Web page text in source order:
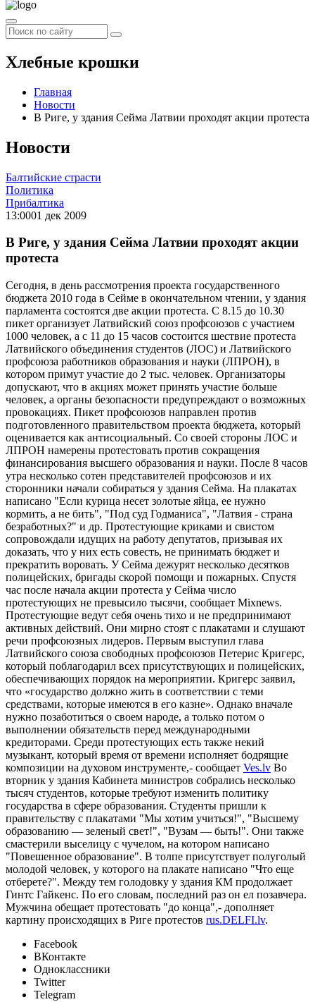
Хлебные крошки
Главная
Новости
В Риге, у здания Сейма Латвии проходят акции протеста
Новости
Балтийские страсти
Политика
Прибалтика
13:0001 дек 2009
В Риге, у здания Сейма Латвии проходят акции
протеста
Сегодня, в день рассмотрения проекта государственного
бюджета 2010 года в Сейме в окончательном чтении, у здания
парламента состоятся две акции протеста. С 8.15 до 10.30
пикет организует Латвийский союз профсоюзов с участием
1000 человек, а с 11 до 15 часов состоится шествие протеста
Латвийского объединения студентов (ЛОС) и Латвийского
профсоюза работников образования и науки (ЛПРОН), в
котором примут участие до 2 тыс. человек. Организаторы
допускают, что в акциях может принять участие больше
человек, а органы безопасности предупреждают о возможных
провокациях. Пикет профсоюзов направлен против
подготовленного правительством проекта бюджета, который
оценивается как антисоциальный. Со своей стороны ЛОС и
ЛПРОН намерены протестовать против сокращения
финансирования высшего образования и науки. После 8 часов
утра несколько сотен представителей профсоюзов и их
сторонники начали собираться у здания Сейма. На плакатах
написано "Если курица несет золотые яйца, ее нужно
кормить, а не бить", "Под суд Годманиса", "Латвия - страна
безработных?" и др. Протестующие криками и свистом
сопровождали идущих на работу депутатов, призывая их
доказать, что у них есть совесть, не принимать бюджет и
прекратить воровать. У Сейма дежурят несколько десятков
полицейских, бригады скорой помощи и пожарных. Спустя
час после начала акции протеста у Сейма число
протестующих не превысило тысячи, сообщает Mixnews.
Протестующие ведут себя очень тихо и не предпринимают
активных действий. Они мирно стоят с плакатами и слушают
речи профсоюзных лидеров. Первым выступил глава
Латвийского союза свободных профсоюзов Петерис Кригерс,
который поблагодарил всех присутствующих и полицейских,
обеспечивающих порядок на мероприятии. Кригерс заявил,
что «государство должно жить в соответствии с теми
средствами, которые имеются в его казне». Однако вначале
нужно позаботиться о своем народе, а только потом о
выполнении обязательств перед международными
кредиторами. Среди протестующих есть также некий
музыкант, который время от времени исполняет бодрящие
композиции на духовом инструменте,- сообщает Ves.lv Во
вторник у здания Кабинета министров собрались несколько
тысяч студентов, которые требуют изменить политику
государства в сфере образования. Студенты пришли к
правительству с плакатами "Мы хотим учиться!", "Высшему
образованию — зеленый свет!", "Вузам — быть!". Они также
смастерили выселицу с чучелом, на котором написано
"Повешенное образование". В толпе присутствует полуголый
молодой человек, у которого на плакате написано "Что еще
отберете?". Между тем голодовку у здания КМ продолжает
Гинтс Гайкенс. По его словам, последний раз он ел позавчера.
Мужчина обещает протестовать "до конца",- дополняет
картину происходящих в Риге протестов rus.DELFI.lv.
Facebook
ВКонтакте
Одноклассники
Twitter
Telegram